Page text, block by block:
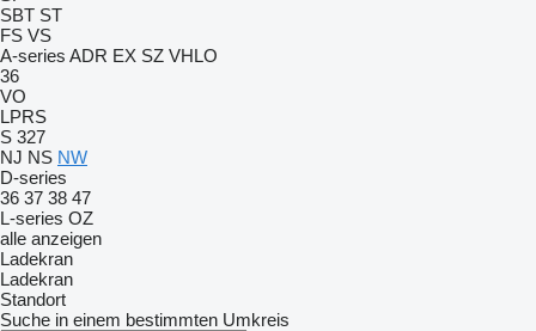
SBT ST
FS VS
A-series ADR EX SZ VHLO
36
VO
LPRS
S 327
NJ NS NW
D-series
36 37 38 47
L-series OZ
alle anzeigen
Ladekran
Ladekran
Standort
Suche in einem bestimmten Umkreis